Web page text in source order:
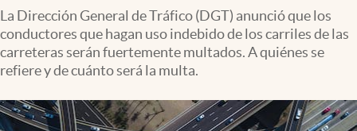
La Dirección General de Tráfico (DGT) anunció que los
conductores que hagan uso indebido de los carriles de las
carreteras serán fuertemente multados. A quiénes se
refiere y de cuánto será la multa.